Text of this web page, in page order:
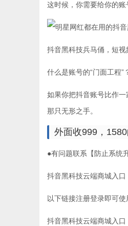
这时候，你需要给你的账
抖音黑科技兵马俑，短视
什么是账号的“门面工程”
如果你把抖音账号比作一
那只无形之手。
外面收999，
●有问题联系【防止系统
抖音黑科技云端商城入口
以下链接注册登录即可
抖音黑科技云端商城入口